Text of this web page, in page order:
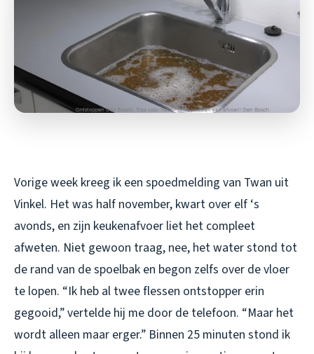
Vorige week kreeg ik een spoedmelding van Twan uit
Vinkel. Het was half november, kwart over elf ‘s
avonds, en zijn keukenafvoer liet het compleet
afweten. Niet gewoon traag, nee, het water stond tot
de rand van de spoelbak en begon zelfs over de vloer
te lopen. “Ik heb al twee flessen ontstopper erin
gegooid,” vertelde hij me door de telefoon. “Maar het
wordt alleen maar erger.” Binnen 25 minuten stond ik